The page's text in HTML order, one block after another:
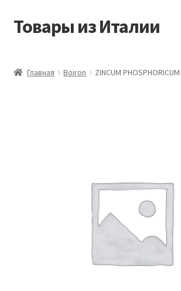
Перейти
Перейти
Товары из Италии
Главная Boiron ZINCUM